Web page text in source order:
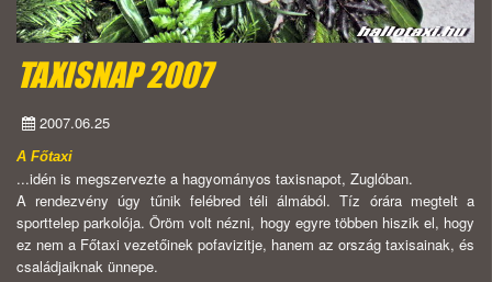
TAXISNAP 2007
2007.06.25
A Főtaxi
...idén is megszervezte a hagyományos taxisnapot, Zuglóban.
A rendezvény úgy tűnik felébred téli álmából. Tíz órára megtelt a
sporttelep parkolója. Öröm volt nézni, hogy egyre többen hiszik el, hogy
ez nem a Főtaxi vezetőinek pofavizitje, hanem az ország taxisainak, és
családjaiknak ünnepe.